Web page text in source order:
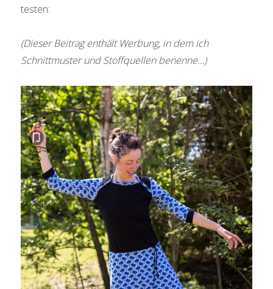
testen:
(Dieser Beitrag enthält Werbung, in dem ich
Schnittmuster und Stoffquellen benenne…)